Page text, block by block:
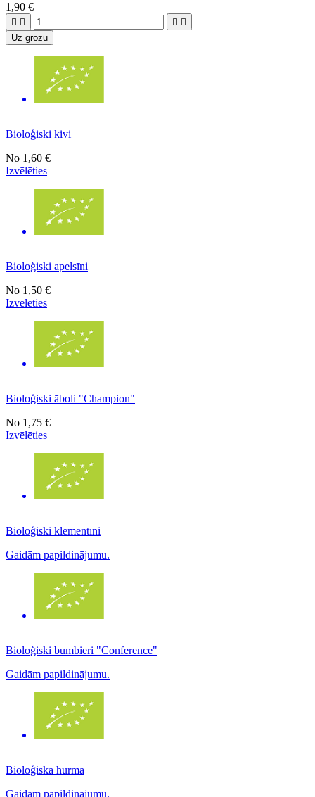
1,90 €
   
Uz grozu
Bioloģiski kivi
No 1,60 €
Izvēlēties
Bioloģiski apelsīni
No 1,50 €
Izvēlēties
Bioloģiski āboli "Champion"
No 1,75 €
Izvēlēties
Bioloģiski klementīni
Gaidām papildinājumu.
Bioloģiski bumbieri "Conference"
Gaidām papildinājumu.
Bioloģiska hurma
Gaidām papildinājumu.